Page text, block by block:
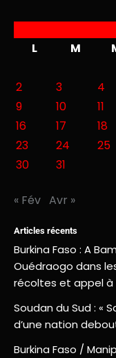
L
M
2
3 4
9
10 11
16
17 18
23
24 25
30
31
« Fév Avr »
Articles récents
Burkina Faso : A
Ouédraogo dans
récoltes et appel
Soudan du Sud : «
d’une nation
Burkina Faso /